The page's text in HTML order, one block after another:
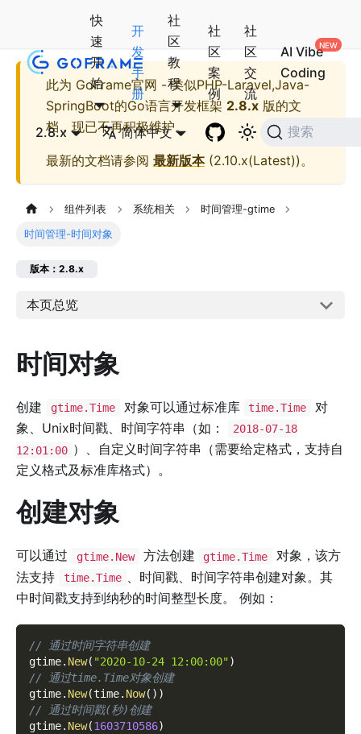
快
速
开
始
开
发
手
册
社
区
教
程
社
区
案
例
社
区
交
流
AI Vibe
Coding
2.8.x 简体中文 搜索
此为 GoFrame官网 - 类似PHP-Laravel,Java-
SpringBoot的Go语言开发框架 2.8.x 版的文
档，现已不再积极维护。
最新的文档请参阅 最新版本(2.10.x(Latest))。
组件列表 系统相关 时间管理-gtime
时间管理-时间对象
版本：2.8.x
本页总览
时间对象
创建 gtime.Time 对象可以通过标准库 time.Time
对
象、Unix时间戳、时间字符串（如：
2018-07-18
12:01:00 ）、自定义时间字符串（需要给定格式，支持自
定义格式及标准库格式）。
创建对象
可以通过 gtime.New 方法创建 gtime.Time
对象，该方
法支持
time.Time
、时间戳、时间字符串创建对象。其
中时间戳支持到纳秒的时间整型长度。 例如：
// 通过时间字符串创建
gtime. New( "2020-10-24 12:00:00")
// 通过time.Time对象创建
gtime. New(time. Now( ) )
// 通过时间戳(秒)创建
gtime. New(1603710586)